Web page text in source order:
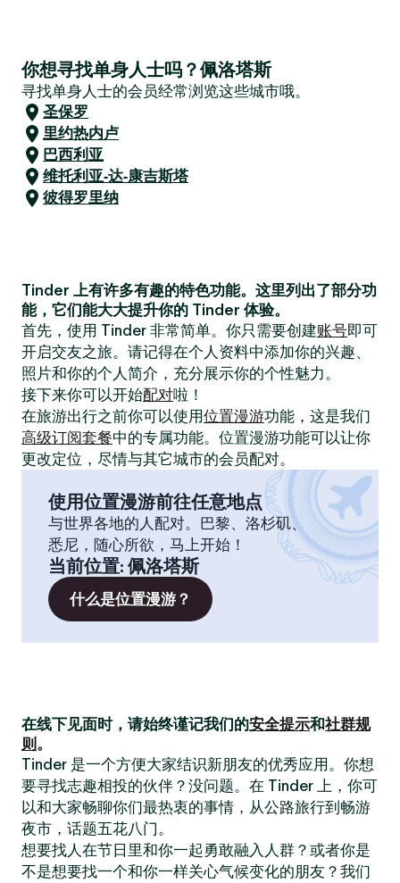
你想寻找单身人士吗？佩洛塔斯
寻找单身人士的会员经常浏览这些城市哦。
圣保罗
里约热内卢
巴西利亚
维托利亚-达-康吉斯塔
彼得罗里纳
Tinder 上有许多有趣的特色功能。这里列出了部分功
能，它们能大大提升你的 Tinder 体验。
首先，使用 Tinder 非常简单。你只需要创建账号即可
开启交友之旅。请记得在个人资料中添加你的兴趣、
照片和你的个人简介，充分展示你的个性魅力。
接下来你可以开始配对啦！
在旅游出行之前你可以使用位置漫游功能，这是我们
高级订阅套餐中的专属功能。位置漫游功能可以让你
更改定位，尽情与其它城市的会员配对。
使用位置漫游前往任意地点
与世界各地的人配对。巴黎、洛杉矶、
悉尼，随心所欲，马上开始！
当前位置: 佩洛塔斯
什么是位置漫游？
在线下见面时，请始终谨记我们的安全提示和社群规
则 。
Tinder 是一个方便大家结识新朋友的优秀应用。你想
要寻找志趣相投的伙伴？没问题。在 Tinder 上，你可
以和大家畅聊你们最热衷的事情，从公路旅行到畅游
夜市，话题五花八门。
想要找人在节日里和你一起勇敢融入人群？或者你是
不是想要找一个和你一样关心气候变化的朋友？我们